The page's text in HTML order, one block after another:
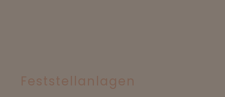
Feststellanlagen